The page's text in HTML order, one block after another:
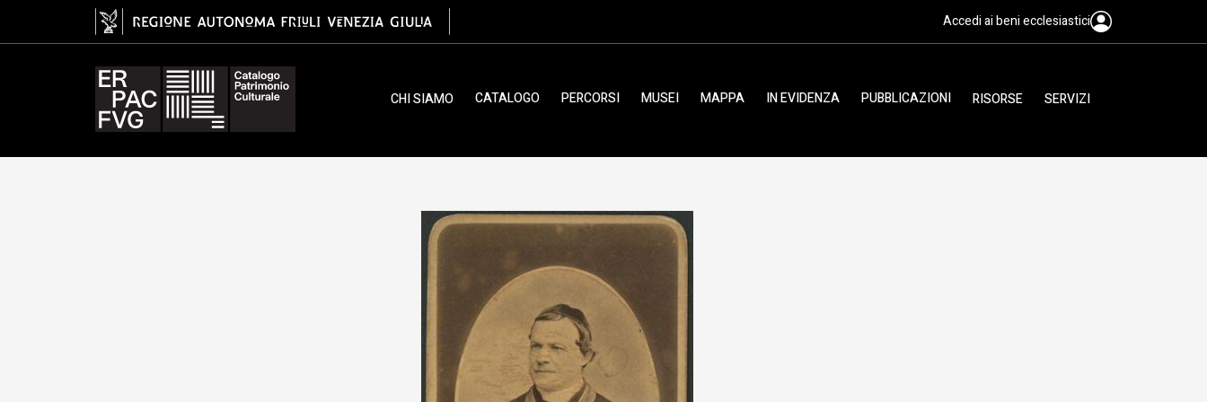
albumina/ carta, Zanutto Mino Accedi ai beni ecclesiastici
CHI SIAMO CATALOGO PERCORSI MUSEI MAPPA IN EVIDENZA PUBBLICAZIONI RISORSE SERVIZI